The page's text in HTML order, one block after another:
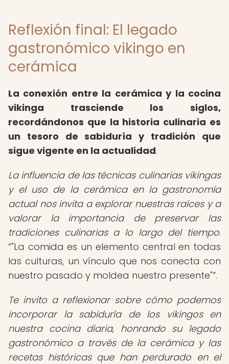
Reflexión final: El legado
gastronómico vikingo en
cerámica
La conexión entre la cerámica y la cocina
vikinga trasciende los siglos,
recordándonos que la historia culinaria es
un tesoro de sabiduría y tradición que
sigue vigente en la actualidad.
La influencia de las técnicas culinarias vikingas
y el uso de la cerámica en la gastronomía
actual nos invita a explorar nuestras raíces y a
valorar la importancia de preservar las
tradiciones culinarias a lo largo del tiempo.
"La comida es un elemento central en todas
las culturas, un vínculo que nos conecta con
nuestro pasado y moldea nuestro presente" .
Te invito a reflexionar sobre cómo podemos
incorporar la sabiduría de los vikingos en
nuestra cocina diaria, honrando su legado
gastronómico a través de la cerámica y las
recetas históricas que han perdurado en el